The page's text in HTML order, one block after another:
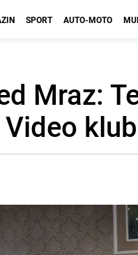
SPORT AUTO-MOTO
Mraz: